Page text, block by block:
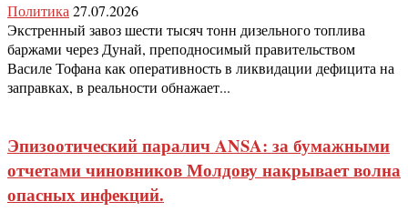
Политика27.07.2026
Экстренный завоз шести тысяч тонн дизельного топлива
баржами через Дунай, преподносимый правительством
Василе Тофана как оперативность в ликвидации дефицита на
заправках, в реальности обнажает...
Эпизоотический паралич ANSA: за бумажными
отчетами чиновников Молдову накрывает волна
опасных инфекций.